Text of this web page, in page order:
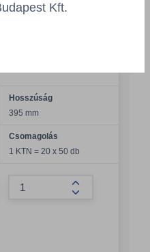
Hosszúság
395 mm
Csomagolás
1 KTN = 20 x 50 db
Összeg
Kft.